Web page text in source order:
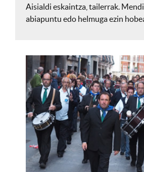
Aisialdi eskaintza, tailerrak.
abiapuntu edo helmuga ezin